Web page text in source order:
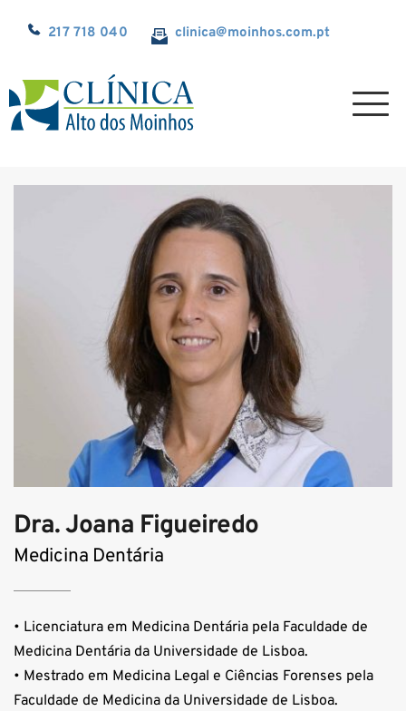
217 718 040 clinica@moinhos.com.pt
Dra. Joana Figueiredo
Medicina Dentária
• Licenciatura em Medicina Dentária pela Faculdade de
Medicina Dentária da Universidade de Lisboa.
• Mestrado em Medicina Legal e Ciências Forenses pela
Faculdade de Medicina da Universidade de Lisboa.